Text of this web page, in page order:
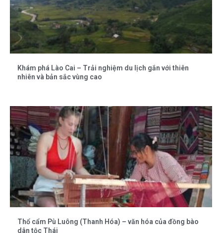
Khám phá Lào Cai – Trải nghiệm du lịch gắn với thiên
nhiên và bản sắc vùng cao
Thổ cẩm Pù Luông (Thanh Hóa) – văn hóa của đồng bào
dân tộc Thái